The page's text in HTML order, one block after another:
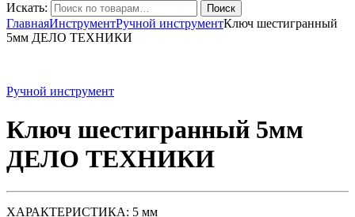
Искать: Поиск
ГлавнаяИнструментРучной инструментКлюч шестигранный
5мм ДЕЛО ТЕХНИКИ
Ручной инструмент
Ключ шестигранный 5мм
ДЕЛО ТЕХНИКИ
ХАРАКТЕРИСТИКА: 5 мм